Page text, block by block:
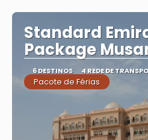
Standard
Package
6 DESTINOS 4 REDE DE
Pacote de Férias